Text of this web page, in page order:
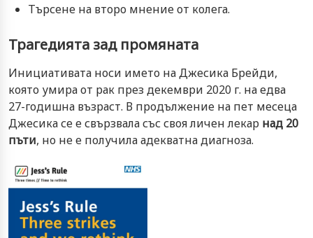
Търсене на второ мнение от колега.
Трагедията зад промяната
Инициативата носи името на Джесика Брейди,
която умира от рак през декември 2020 г. на едва
27-годишна възраст. В продължение на пет месеца
Джесика се е свързвала със своя личен лекар над 20
пъти, но не е получила адекватна диагноза.